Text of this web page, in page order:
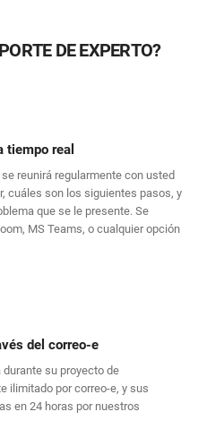
DE EXPERTO?
tiempo real
reunirá regularmente con usted
cuáles son los siguientes pasos, y
que se le presente. Se
MS Teams, o cualquier opción
del correo-e
su proyecto de
ilimitado por correo-e, y sus
en 24 horas por nuestros